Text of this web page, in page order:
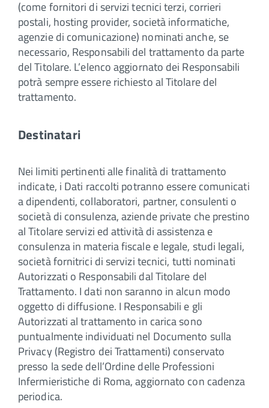
(come fornitori di servizi tecnici terzi, corrieri
postali, hosting provider, società informatiche,
agenzie di comunicazione) nominati anche, se
necessario, Responsabili del trattamento da parte
del Titolare. L’elenco aggiornato dei Responsabili
potrà sempre essere richiesto al Titolare del
trattamento.
Destinatari
Nei limiti pertinenti alle finalità di trattamento
indicate, i Dati raccolti potranno essere comunicati
a dipendenti, collaboratori, partner, consulenti o
società di consulenza, aziende private che prestino
al Titolare servizi ed attività di assistenza e
consulenza in materia fiscale e legale, studi legali,
società fornitrici di servizi tecnici, tutti nominati
Autorizzati o Responsabili dal Titolare del
Trattamento. I dati non saranno in alcun modo
oggetto di diffusione. I Responsabili e gli
Autorizzati al trattamento in carica sono
puntualmente individuati nel Documento sulla
Privacy (Registro dei Trattamenti) conservato
presso la sede dell’Ordine delle Professioni
Infermieristiche di Roma, aggiornato con cadenza
periodica.